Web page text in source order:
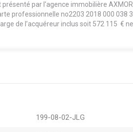
présenté par l'agence immobilière AXMOR
professionnelle no2203 2018 000 038
de l’acquéreur inclus soit 572 115 €
199-08-02-JLG